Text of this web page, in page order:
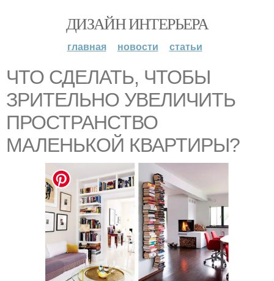
ДИЗАЙН ИНТЕРЬЕРА
главная новости статьи
ЧТО СДЕЛАТЬ, ЧТОБЫ
ЗРИТЕЛЬНО УВЕЛИЧИТЬ
ПРОСТРАНСТВО
МАЛЕНЬКОЙ КВАРТИРЫ?